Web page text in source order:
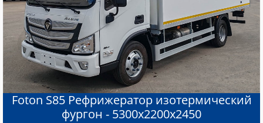
Foton S85 Рефрижератор изотермический
фургон - 5300х2200х2450